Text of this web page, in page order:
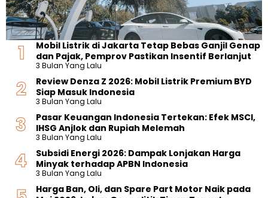
Mobil Listrik di Jakarta Tetap Bebas Ganjil Genap
dan Pajak, Pemprov Pastikan Insentif Berlanjut
3 Bulan Yang Lalu
Review Denza Z 2026: Mobil Listrik Premium BYD
Siap Masuk Indonesia
3 Bulan Yang Lalu
Pasar Keuangan Indonesia Tertekan: Efek MSCI,
IHSG Anjlok dan Rupiah Melemah
3 Bulan Yang Lalu
Subsidi Energi 2026: Dampak Lonjakan Harga
Minyak terhadap APBN Indonesia
3 Bulan Yang Lalu
Harga Ban, Oli, dan Spare Part Motor Naik pada